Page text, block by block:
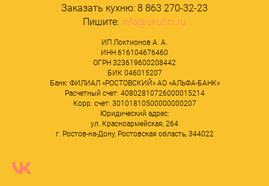
Заказать кухню: 8 863 270-32-23
Пишите: info@ukuhni.ru
ИП Локтионов А. А.
ИНН 616104676460
ОГРН 323619600208442
БИК 046015207
Банк: ФИЛИАЛ «РОСТОВСКИЙ» АО «АЛЬФА-БАНК»
Расчетный счет: 40802810726000015214
Корр. счет: 30101810500000000207
Юридический адрес:
ул. Красноармейская, 264
г. Ростов-на-Дону, Ростовская область, 344022